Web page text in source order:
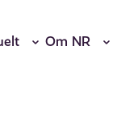
Om NR